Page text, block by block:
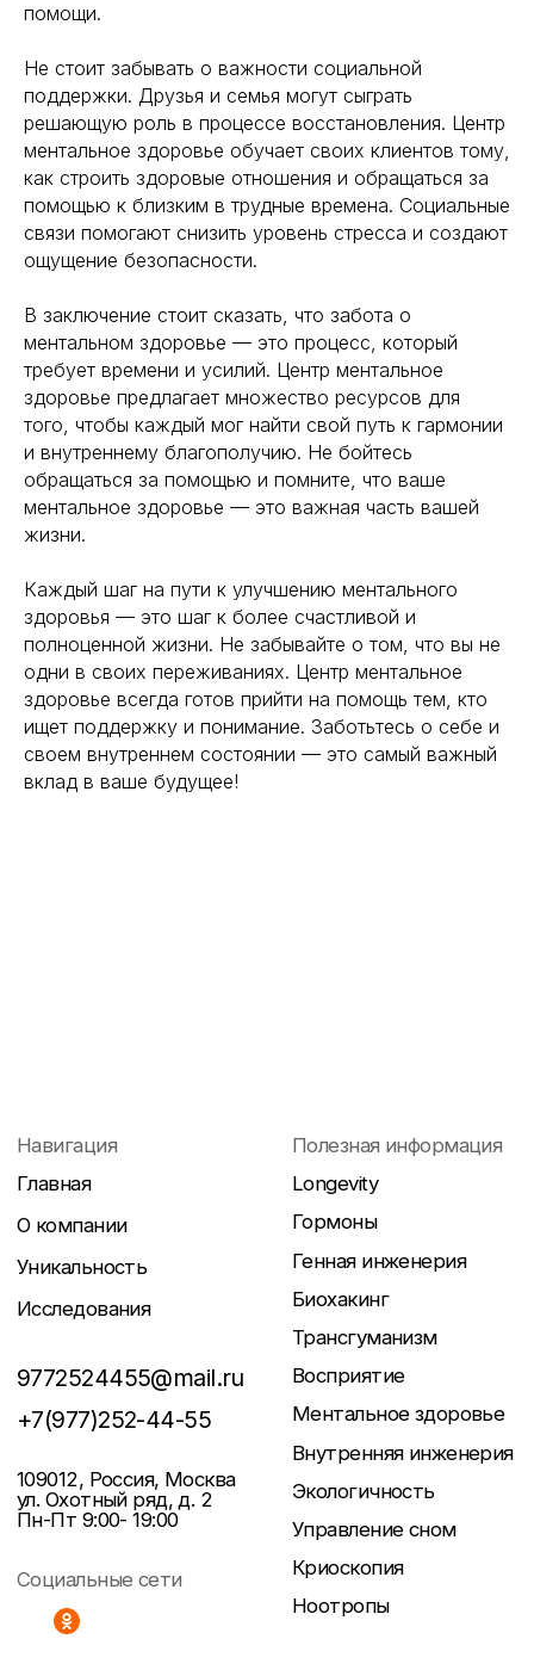
помощи.
Не стоит забывать о важности социальной
поддержки. Друзья и семья могут сыграть
решающую роль в процессе восстановления. Центр
ментальное здоровье обучает своих клиентов тому,
как строить здоровые отношения и обращаться за
помощью к близким в трудные времена. Социальные
связи помогают снизить уровень стресса и создают
ощущение безопасности.
В заключение стоит сказать, что забота о
ментальном здоровье — это процесс, который
требует времени и усилий. Центр ментальное
здоровье предлагает множество ресурсов для
того, чтобы каждый мог найти свой путь к гармонии
и внутреннему благополучию. Не бойтесь
обращаться за помощью и помните, что ваше
ментальное здоровье — это важная часть вашей
жизни.
Каждый шаг на пути к улучшению ментального
здоровья — это шаг к более счастливой и
полноценной жизни. Не забывайте о том, что вы не
одни в своих переживаниях. Центр ментальное
здоровье всегда готов прийти на помощь тем, кто
ищет поддержку и понимание. Заботьтесь о себе и
своем внутреннем состоянии — это самый важный
вклад в ваше будущее!
*Meta (деятельность организации
©2025. All rights
reserved